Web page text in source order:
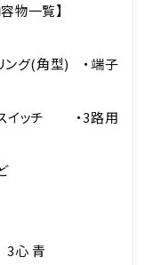
物一覧】
ング(角型) ・端子
スイッチ ・3路用
心 青